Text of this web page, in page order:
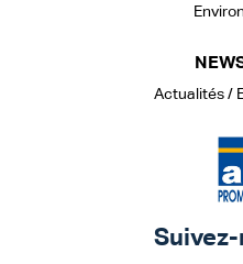
Actualités /